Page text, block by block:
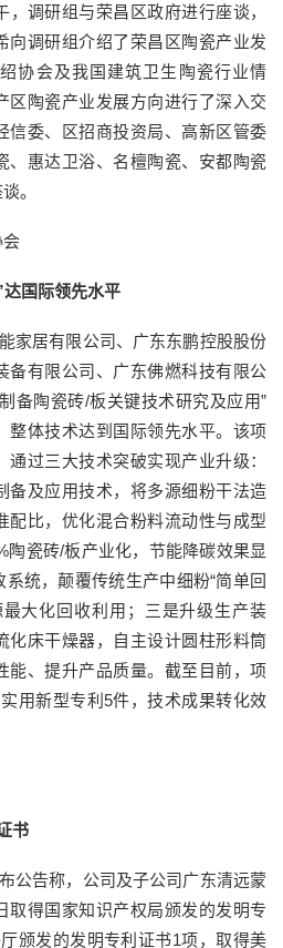
调研组与荣昌区政府进行座谈，
向调研组介绍了荣昌区陶瓷产业发
协会及我国建筑卫生陶瓷行业情
区陶瓷产业发展方向进行了深入交
信委、区招商投资局、高新区管委
、惠达卫浴、名檀陶瓷、安都陶瓷
。
会
国际领先水平
家居有限公司、广东东鹏控股股份
备有限公司、广东佛燃科技有限公
备陶瓷砖/板关键技术研究及应用”
整体技术达到国际领先水平。该项
过三大技术突破实现产业升级：
备及应用技术，将多源细粉干法造
配比，优化混合粉料流动性与成型
陶瓷砖/板产业化，节能降碳效果显
统，颠覆传统生产中细粉“简单回
大化回收利用；三是升级生产装
化床干燥器，自主设计圆柱形料筒
能、提升产品质量。截至目前，项
用新型专利5件，技术成果转化效
书
公告称，公司及子公司广东清远蒙
取得国家知识产权局颁发的发明专
颁发的发明专利证书1项，取得美